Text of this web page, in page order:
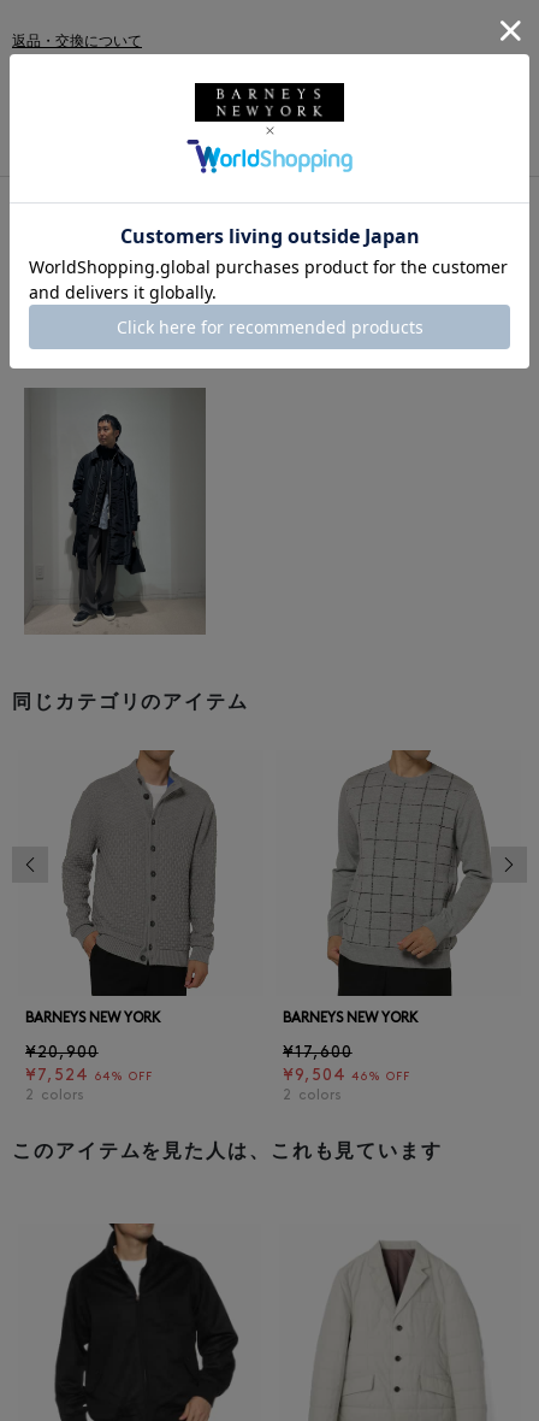
返品・交換について
このアイテムをシェアする
このアイテムを使用したスタイリング
同じカテゴリのアイテム
BARNEYS NEW YORK
¥20,900
¥7,524
64% OFF
2 colors
BARNEYS NEW YORK
¥17,600
¥9,504 46% OFF
2 colors
前の画像
このアイテムを見た人は、これも見ています